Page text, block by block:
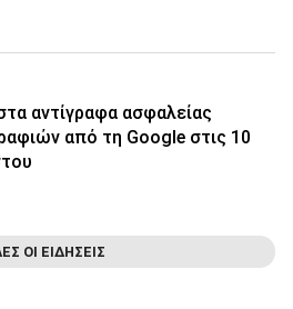
αντίγραφα ασφαλείας
από τη Google στις 10
ΟΙ ΕΙΔΗΣΕΙΣ